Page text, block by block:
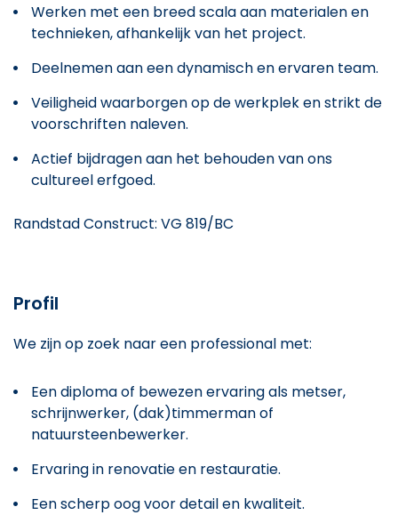
Werken met een breed scala aan materialen en
technieken, afhankelijk van het project.
Deelnemen aan een dynamisch en ervaren team.
Veiligheid waarborgen op de werkplek en strikt de
voorschriften naleven.
Actief bijdragen aan het behouden van ons
cultureel erfgoed.
Randstad Construct: VG 819/BC
Profil
We zijn op zoek naar een professional met:
Een diploma of bewezen ervaring als metser,
schrijnwerker, (dak)timmerman of
natuursteenbewerker.
Ervaring in renovatie en restauratie.
Een scherp oog voor detail en kwaliteit.